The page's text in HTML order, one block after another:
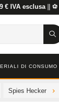
€ IVA esclusa|| ⚽
DI
Spies Hecker